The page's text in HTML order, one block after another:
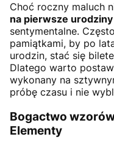
Choć roczny maluch
na pierwsze urodziny
sentymentalne.
pamiątkami, by po
urodzin, stać się
Dlatego warto
wykonany na
próbę czasu i nie
Bogactwo
Elementy